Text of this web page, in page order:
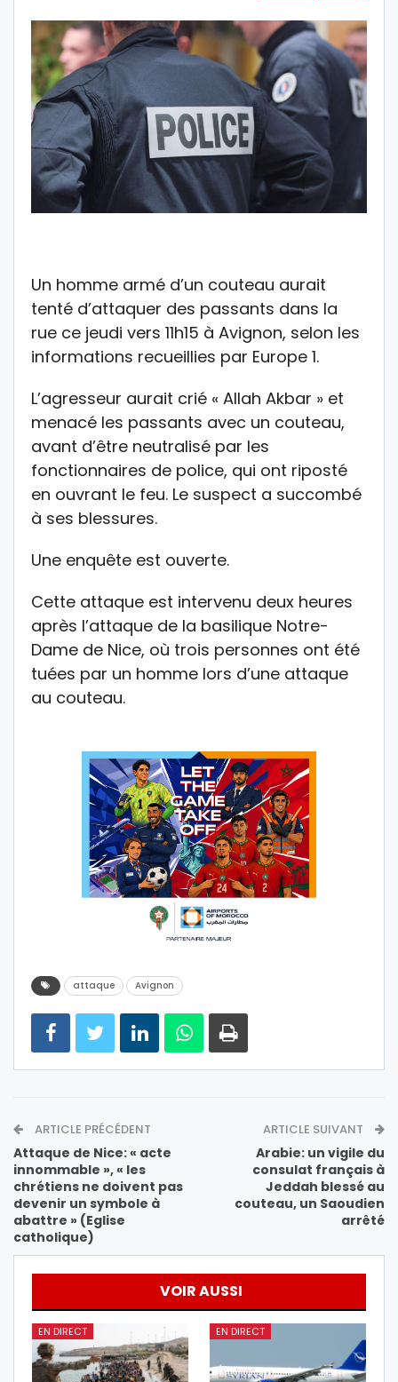
Un homme armé d’un couteau aurait
tenté d’attaquer des passants dans la
rue ce jeudi vers 11h15 à Avignon, selon les
informations recueillies par Europe 1.
L’agresseur aurait crié « Allah Akbar » et
menacé les passants avec un couteau,
avant d’être neutralisé par les
fonctionnaires de police, qui ont riposté
en ouvrant le feu. Le suspect a succombé
à ses blessures.
Une enquête est ouverte.
Cette attaque est intervenu deux heures
après l’attaque de la basilique Notre-
Dame de Nice, où trois personnes ont été
tuées par un homme lors d’une attaque
au couteau.
attaque Avignon
ARTICLE PRÉCÉDENT
Attaque de Nice: « acte
innommable », « les
chrétiens ne doivent pas
devenir un symbole à
abattre » (Eglise
catholique)
ARTICLE SUIVANT
Arabie: un vigile du
consulat français à
Jeddah blessé au
couteau, un Saoudien
arrêté
VOIR AUSSI
EN DIRECT EN DIRECT